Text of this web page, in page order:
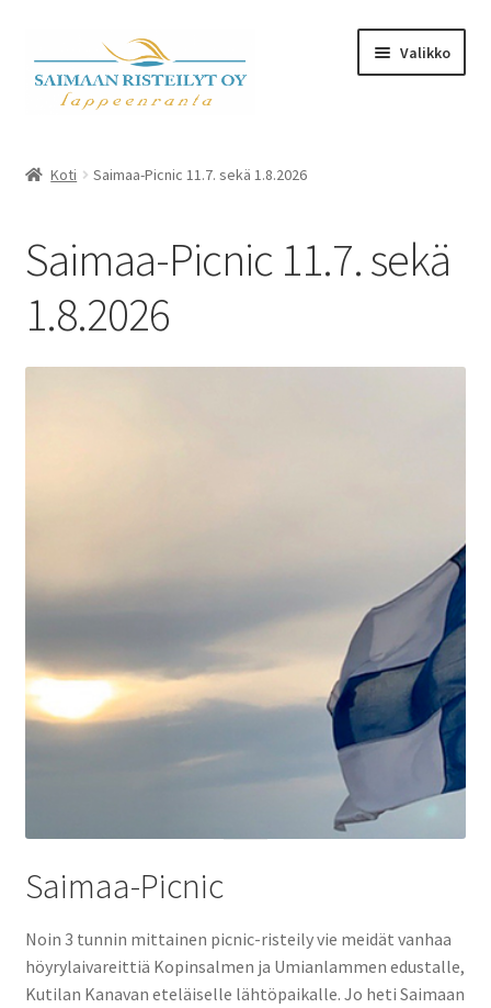
to
navigation
to
content
Valikko
Sister Amanda
Aikataulu- ja teemaristeilyt
menu
Expand
child
menu
Koti Saimaa-Picnic 11.7. sekä 1.8.2026
Saimaa-Picnic 11.7. sekä
1.8.2026
Saimaa-Picnic
Noin 3 tunnin mittainen picnic-risteily vie meidät vanhaa
höyrylaivareittiä Kopinsalmen ja Umianlammen edustalle,
Kutilan Kanavan eteläiselle lähtöpaikalle. Jo heti Saimaan